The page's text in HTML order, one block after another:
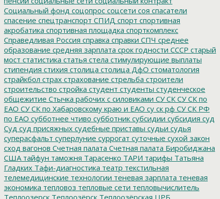
Социальный фонд соцопрос соцсети соя спасатели
спасение спецтранспорт СПИД спорт спортивная
акробатика спортивная площадка спорткомплекс
Справедливая Россия справка справки СПЧ среднее
образование средняя зарплата срок годности СССР старый
мост статистика статья стела стимулирующие выплаты
стипендия стихия столица столица ДфО стоматология
страйкбол страх страхование стрельба строители
строительство стройка студент студенты студенческое
общежитие Стычка рабочих с силовиками СУ СК СУ СК по
ЕАО СУ СК по Хабаровскому краю и ЕАО су ск рф СУ СК РФ
по ЕАО субботнее чтиво субботник субсидии субсидия суд
Суд суд присяжных судебные приставы судьи судья
суперасфальт суперлуние суррогат суточные сухой закон
сход вагонов Счетная палата Счетная палата Биробиджана
США тайфун таможня Тарасенко ТАРИ тарифы Татьяна
Гладких Тафи-диагностика театр текстильная
телемедицинские технологии теневая зарплата теневая
экономика тепловоз тепловые сети тепловычислитель
Теплоозерск Теплоозёрск Теплоозёрская ЦРБ